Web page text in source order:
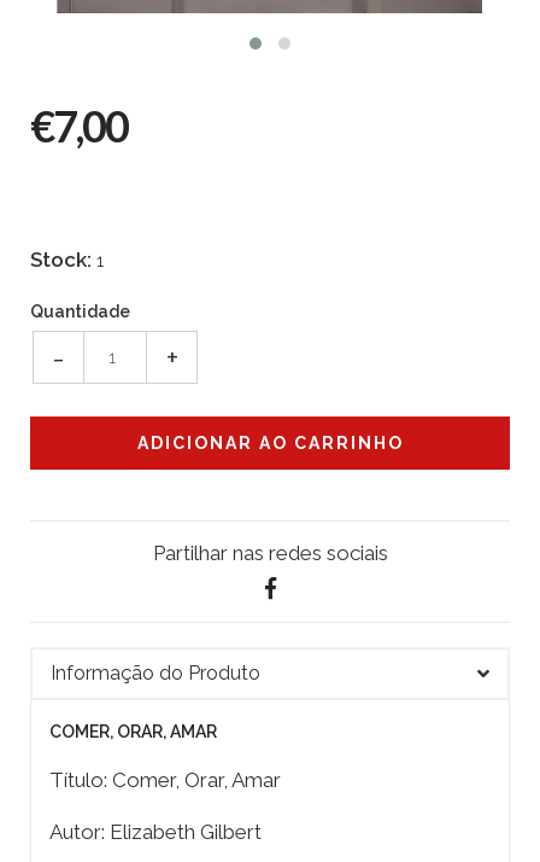
€7,00
Stock: 1
Quantidade
- +
Partilhar nas redes sociais
Informação do Produto
COMER, ORAR, AMAR
Título: Comer, Orar, Amar
Autor: Elizabeth Gilbert